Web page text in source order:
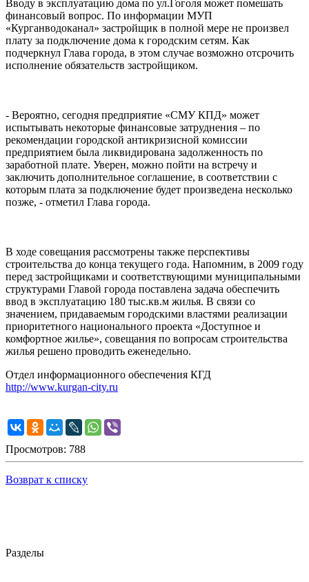
Вводу в эксплуатацию дома по ул.Гоголя может помешать
финансовый вопрос. По информации МУП
«Курганводоканал» застройщик в полной мере не произвел
плату за подключение дома к городским сетям. Как
подчеркнул Глава города, в этом случае возможно отсрочить
исполнение обязательств застройщиком.
- Вероятно, сегодня предприятие «СМУ КПД» может
испытывать некоторые финансовые затруднения – по
рекомендации городской антикризисной комиссии
предприятием была ликвидирована задолженность по
заработной плате. Уверен, можно пойти на встречу и
заключить дополнительное соглашение, в соответствии с
которым плата за подключение будет произведена несколько
позже, - отметил Глава города.
В ходе совещания рассмотрены также перспективы
строительства до конца текущего года. Напомним, в 2009 году
перед застройщиками и соответствующими муниципальными
структурами Главой города поставлена задача обеспечить
ввод в эксплуатацию 180 тыс.кв.м жилья. В связи со
значением, придаваемым городскими властями реализации
приоритетного национального проекта «Доступное и
комфортное жилье», совещания по вопросам строительства
жилья решено проводить еженедельно.
Отдел информационного обеспечения КГД
http://www.kurgan-city.ru
Просмотров: 788
Возврат к списку
Разделы